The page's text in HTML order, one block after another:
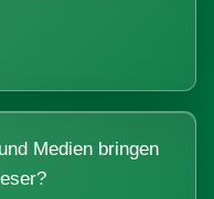
Medien bringen